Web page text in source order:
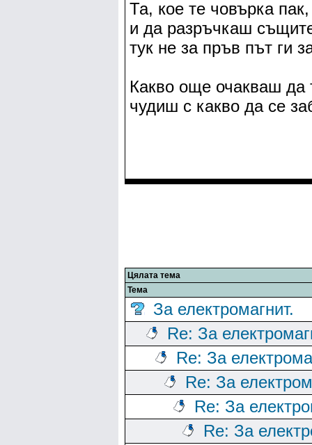
Та, кое те човърка
и да разръчкаш
тук не за пръв път ги
Какво още очакваш да
чудиш с какво да се
Цялата тема
Тема
За електромагнит.
Re: За
Re: За
Re: За
Re: За
Re: За